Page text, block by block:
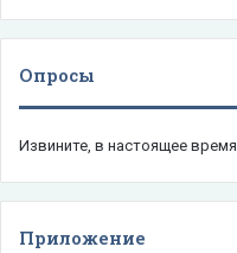
Опросы
Извините, в настоящее
Приложение